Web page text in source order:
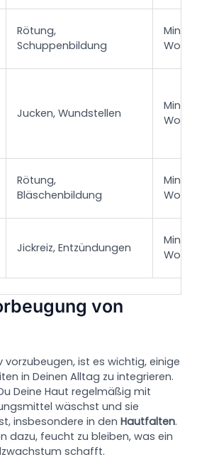
Rötung,
Schuppenbildung
Jucken, Wundstellen
Rötung,
Bläschenbildung
Jickreiz, Entzündungen
von
vorzubeugen, ist es wichtig, einige
in Deinen Alltag zu integrieren.
Deine Haut regelmäßig mit
wäschst und sie
insbesondere in denHautfalten.
dazu, feucht zu bleiben, was ein
schafft.